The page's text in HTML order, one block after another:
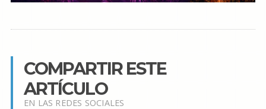
COMPARTIR ESTE
ARTÍCULO
EN LAS REDES SOCIALES